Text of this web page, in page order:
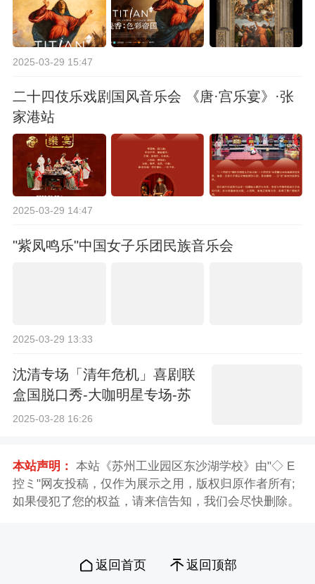
2025-03-29 15:47
二十四伎乐戏剧国风音乐会 《唐·宫乐宴》·张
家港站
2025-03-29 14:47
"紫凤鸣乐"中国女子乐团民族音乐会
2025-03-29 13:33
沈清专场「清年危机」喜剧联
盒国脱口秀-大咖明星专场-苏
州站
2025-03-28 16:26
本站声明： 本站《苏州工业园区东沙湖学校》由"◇ E
控ミ"网友投稿，仅作为展示之用，版权归原作者所有;
如果侵犯了您的权益，请来信告知，我们会尽快删除。
返回首页 返回顶部